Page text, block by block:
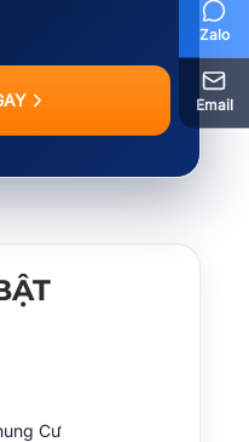
Zalo
Email
Cư